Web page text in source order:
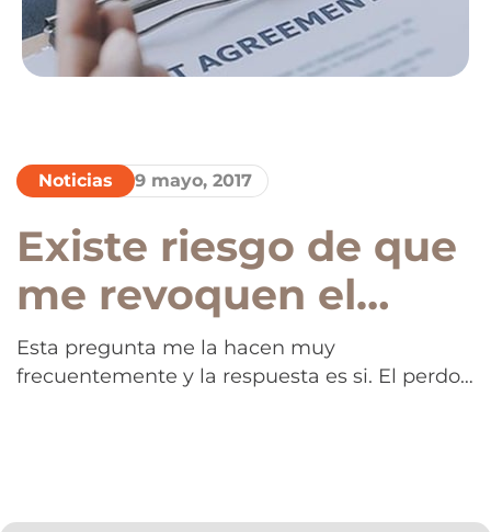
Noticias 9 mayo, 2017
Existe riesgo de que
me revoquen el
perdon provisional
una vez que salga a
Esta pregunta me la hacen muy
frecuentemente y la respuesta es si. El perdon
perdon provisional podria no servirte ya que